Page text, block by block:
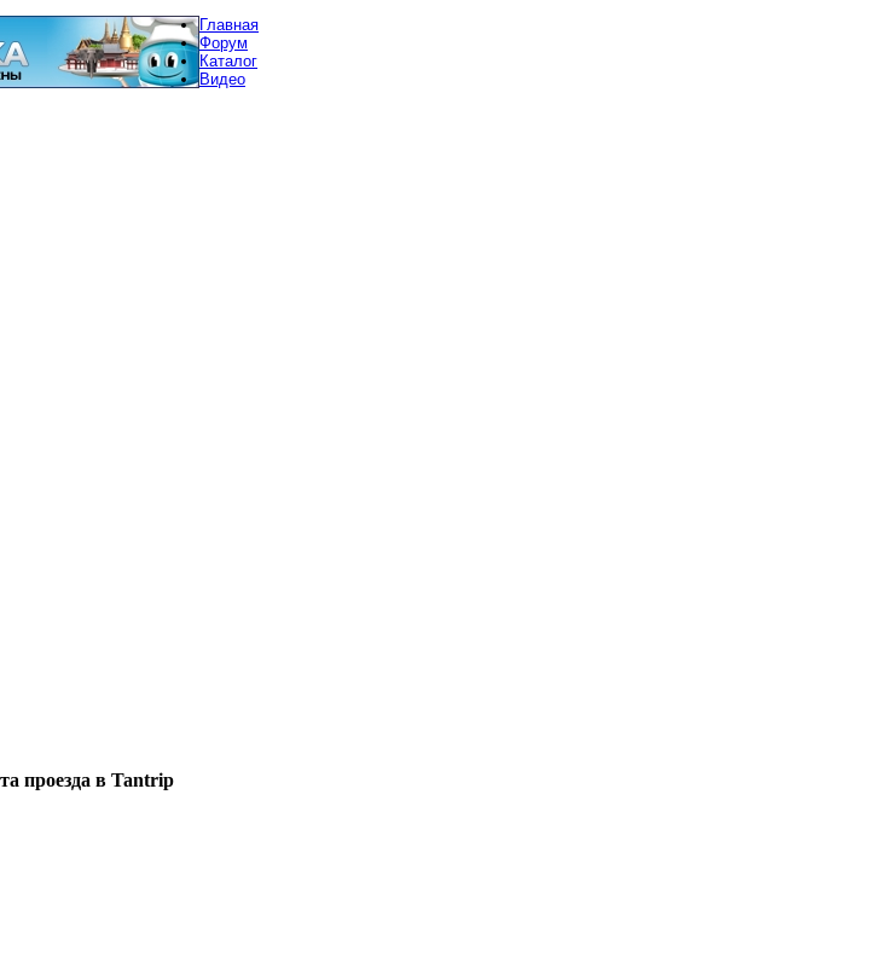
Главная
Форум
Каталог
Видео
проезда в Tantrip